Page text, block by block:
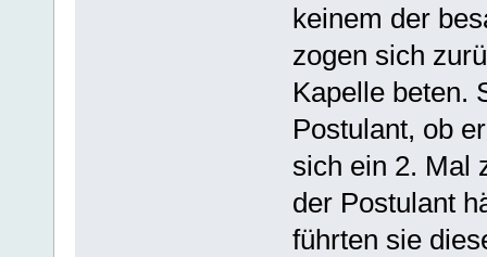
keinem der
zogen sich
Kapelle beten.
Postulant, ob
sich ein 2. Mal
der Postulant
führten sie